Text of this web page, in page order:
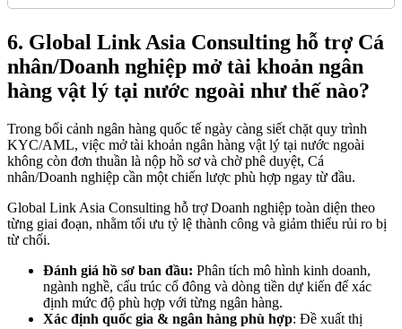
6. Global Link Asia Consulting hỗ trợ Cá
nhân/Doanh nghiệp mở tài khoản ngân
hàng vật lý tại nước ngoài như thế nào?
Trong bối cảnh ngân hàng quốc tế ngày càng siết chặt quy trình
KYC/AML, việc mở tài khoản ngân hàng vật lý tại nước ngoài
không còn đơn thuần là nộp hồ sơ và chờ phê duyệt, Cá
nhân/Doanh nghiệp cần một chiến lược phù hợp ngay từ đầu.
Global Link Asia Consulting hỗ trợ Doanh nghiệp toàn diện theo
từng giai đoạn, nhằm tối ưu tỷ lệ thành công và giảm thiểu rủi ro bị
từ chối.
Đánh giá hồ sơ ban đầu: Phân tích mô hình kinh doanh,
ngành nghề, cấu trúc cổ đông và dòng tiền dự kiến để xác
định mức độ phù hợp với từng ngân hàng.
Xác định quốc gia & ngân hàng phù hợp: Đề xuất thị